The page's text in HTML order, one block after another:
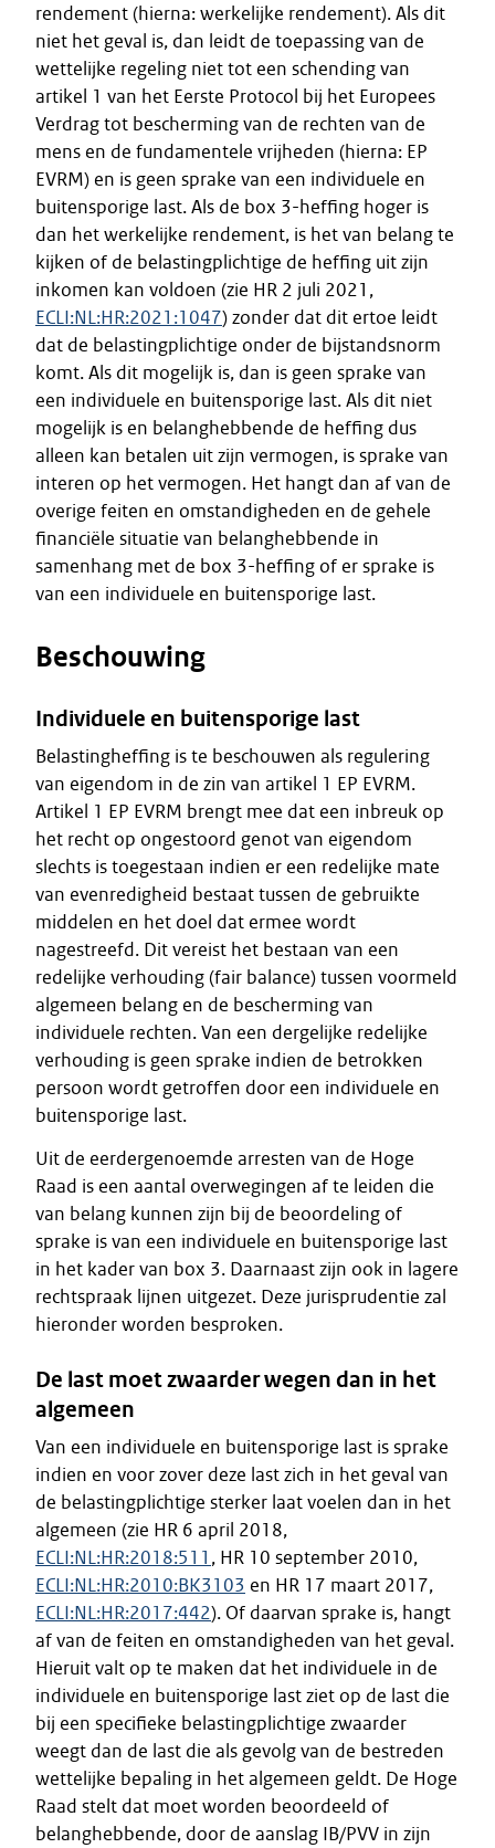
rendement (hierna: werkelijke rendement). Als dit
niet het geval is, dan leidt de toepassing van de
wettelijke regeling niet tot een schending van
artikel 1 van het Eerste Protocol bij het Europees
Verdrag tot bescherming van de rechten van de
mens en de fundamentele vrijheden (hierna: EP
EVRM) en is geen sprake van een individuele en
buitensporige last. Als de box 3-heffing hoger is
dan het werkelijke rendement, is het van belang te
kijken of de belastingplichtige de heffing uit zijn
inkomen kan voldoen (zie HR 2 juli 2021,
ECLI:NL:HR:2021:1047) zonder dat dit ertoe leidt
dat de belastingplichtige onder de bijstandsnorm
komt. Als dit mogelijk is, dan is geen sprake van
een individuele en buitensporige last. Als dit niet
mogelijk is en belanghebbende de heffing dus
alleen kan betalen uit zijn vermogen, is sprake van
interen op het vermogen. Het hangt dan af van de
overige feiten en omstandigheden en de gehele
financiële situatie van belanghebbende in
samenhang met de box 3-heffing of er sprake is
van een individuele en buitensporige last.
Beschouwing
Individuele en buitensporige last
Belastingheffing is te beschouwen als regulering
van eigendom in de zin van artikel 1 EP EVRM.
Artikel 1 EP EVRM brengt mee dat een inbreuk op
het recht op ongestoord genot van eigendom
slechts is toegestaan indien er een redelijke mate
van evenredigheid bestaat tussen de gebruikte
middelen en het doel dat ermee wordt
nagestreefd. Dit vereist het bestaan van een
redelijke verhouding (fair balance) tussen voormeld
algemeen belang en de bescherming van
individuele rechten. Van een dergelijke redelijke
verhouding is geen sprake indien de betrokken
persoon wordt getroffen door een individuele en
buitensporige last.
Uit de eerdergenoemde arresten van de Hoge
Raad is een aantal overwegingen af te leiden die
van belang kunnen zijn bij de beoordeling of
sprake is van een individuele en buitensporige last
in het kader van box 3. Daarnaast zijn ook in lagere
rechtspraak lijnen uitgezet. Deze jurisprudentie zal
hieronder worden besproken.
De last moet zwaarder wegen dan in het
algemeen
Van een individuele en buitensporige last is sprake
indien en voor zover deze last zich in het geval van
de belastingplichtige sterker laat voelen dan in het
algemeen (zie HR 6 april 2018,
ECLI:NL:HR:2018:511 , HR 10 september 2010,
ECLI:NL:HR:2010:BK3103 en HR 17 maart 2017,
ECLI:NL:HR:2017:442). Of daarvan sprake is, hangt
af van de feiten en omstandigheden van het geval.
Hieruit valt op te maken dat het individuele in de
individuele en buitensporige last ziet op de last die
bij een specifieke belastingplichtige zwaarder
weegt dan de last die als gevolg van de bestreden
wettelijke bepaling in het algemeen geldt. De Hoge
Raad stelt dat moet worden beoordeeld of
belanghebbende, door de aanslag IB/PVV in zijn